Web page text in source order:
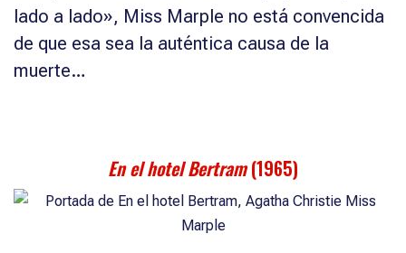
lado a lado», Miss Marple no está convencida
de que esa sea la auténtica causa de la
muerte…
En el hotel Bertram(1965)